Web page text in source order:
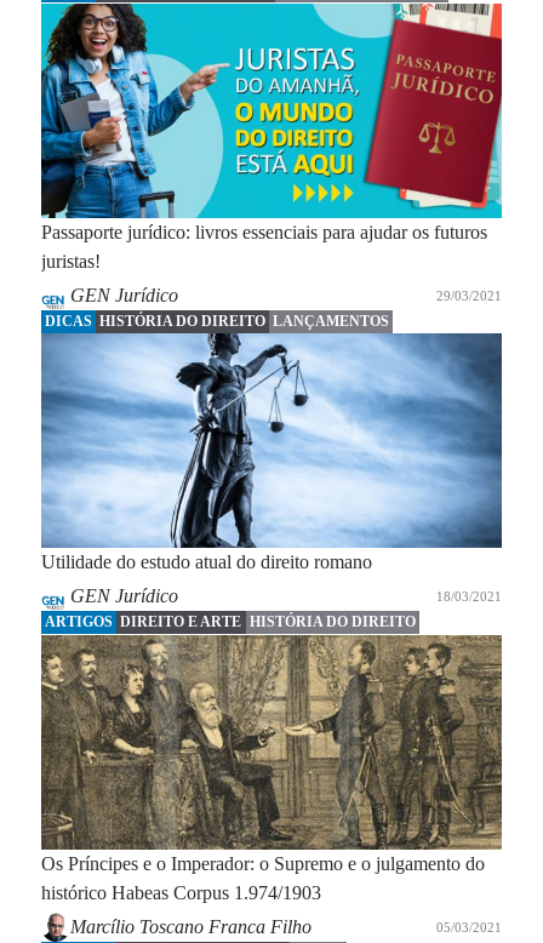
Passaporte jurídico: livros essenciais para ajudar os futuros
juristas!
GEN Jurídico
29/03/2021
DICAS HISTÓRIA DO DIREITO LANÇAMENTOS
Utilidade do estudo atual do direito romano
GEN Jurídico
18/03/2021
ARTIGOS DIREITO E ARTE HISTÓRIA DO DIREITO
Os Príncipes e o Imperador: o Supremo e o julgamento do
histórico Habeas Corpus 1.974/1903
Marcílio Toscano Franca Filho
05/03/2021